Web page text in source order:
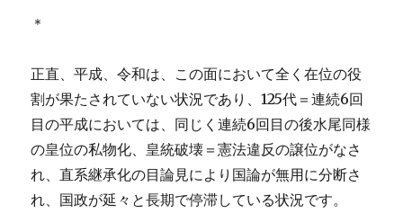
＊
正直、平成、令和は、この面において全く在位の役
割が果たされていない状況であり、125代＝連続6回
目の平成においては、同じく連続6回目の後水尾同様
の皇位の私物化、皇統破壊＝憲法違反の譲位がなさ
れ、直系継承化の目論見により国論が無用に分断さ
れ、国政が延々と長期で停滞している状況です。